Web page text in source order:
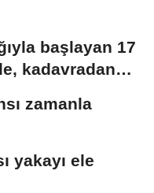
başlayan 17
kadavradan
zamanla
yakayı ele